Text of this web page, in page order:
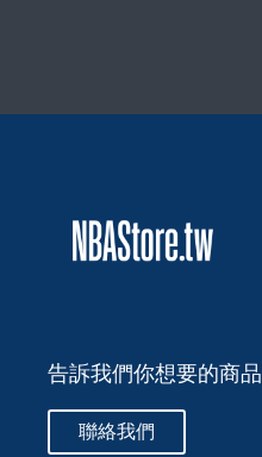
告訴我們你想要的商品
聯絡我們